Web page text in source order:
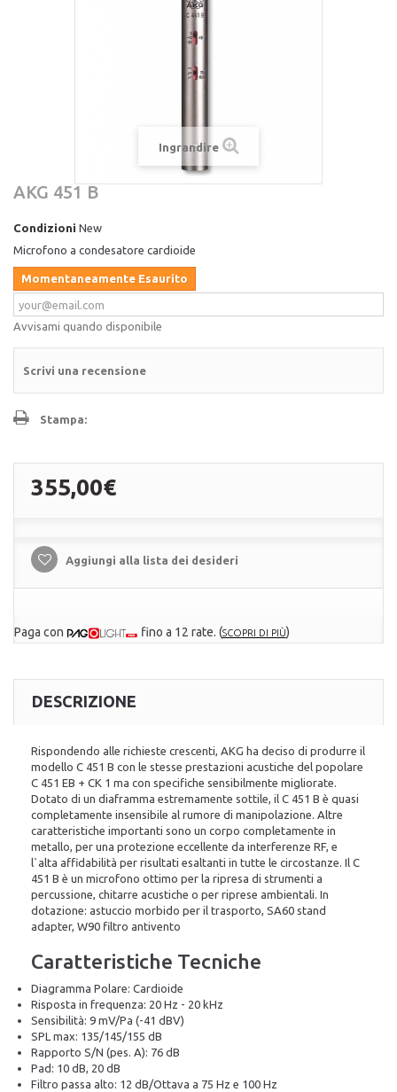
Ingrandire
AKG 451 B
Condizioni New
Microfono a condesatore cardioide
Momentaneamente Esaurito
Avvisami quando disponibile
Scrivi una recensione
Stampa:
355,00€
Aggiungi alla lista dei desideri
Paga con fino a 12 rate. (SCOPRI DI PIÙ)
DESCRIZIONE
Rispondendo alle richieste crescenti, AKG ha deciso di produrre il
modello C 451 B con le stesse prestazioni acustiche del popolare
C 451 EB + CK 1 ma con specifiche sensibilmente migliorate.
Dotato di un diaframma estremamente sottile, il C 451 B è quasi
completamente insensibile al rumore di manipolazione. Altre
caratteristiche importanti sono un corpo completamente in
metallo, per una protezione eccellente da interferenze RF, e
l`alta affidabilità per risultati esaltanti in tutte le circostanze. Il C
451 B è un microfono ottimo per la ripresa di strumenti a
percussione, chitarre acustiche o per riprese ambientali. In
dotazione: astuccio morbido per il trasporto, SA60 stand
adapter, W90 filtro antivento
Caratteristiche Tecniche
Diagramma Polare: Cardioide
Risposta in frequenza: 20 Hz - 20 kHz
Sensibilità: 9 mV/Pa (-41 dBV)
SPL max: 135/145/155 dB
Rapporto S/N (pes. A): 76 dB
Pad: 10 dB, 20 dB
Filtro passa alto: 12 dB/Ottava a 75 Hz e 100 Hz